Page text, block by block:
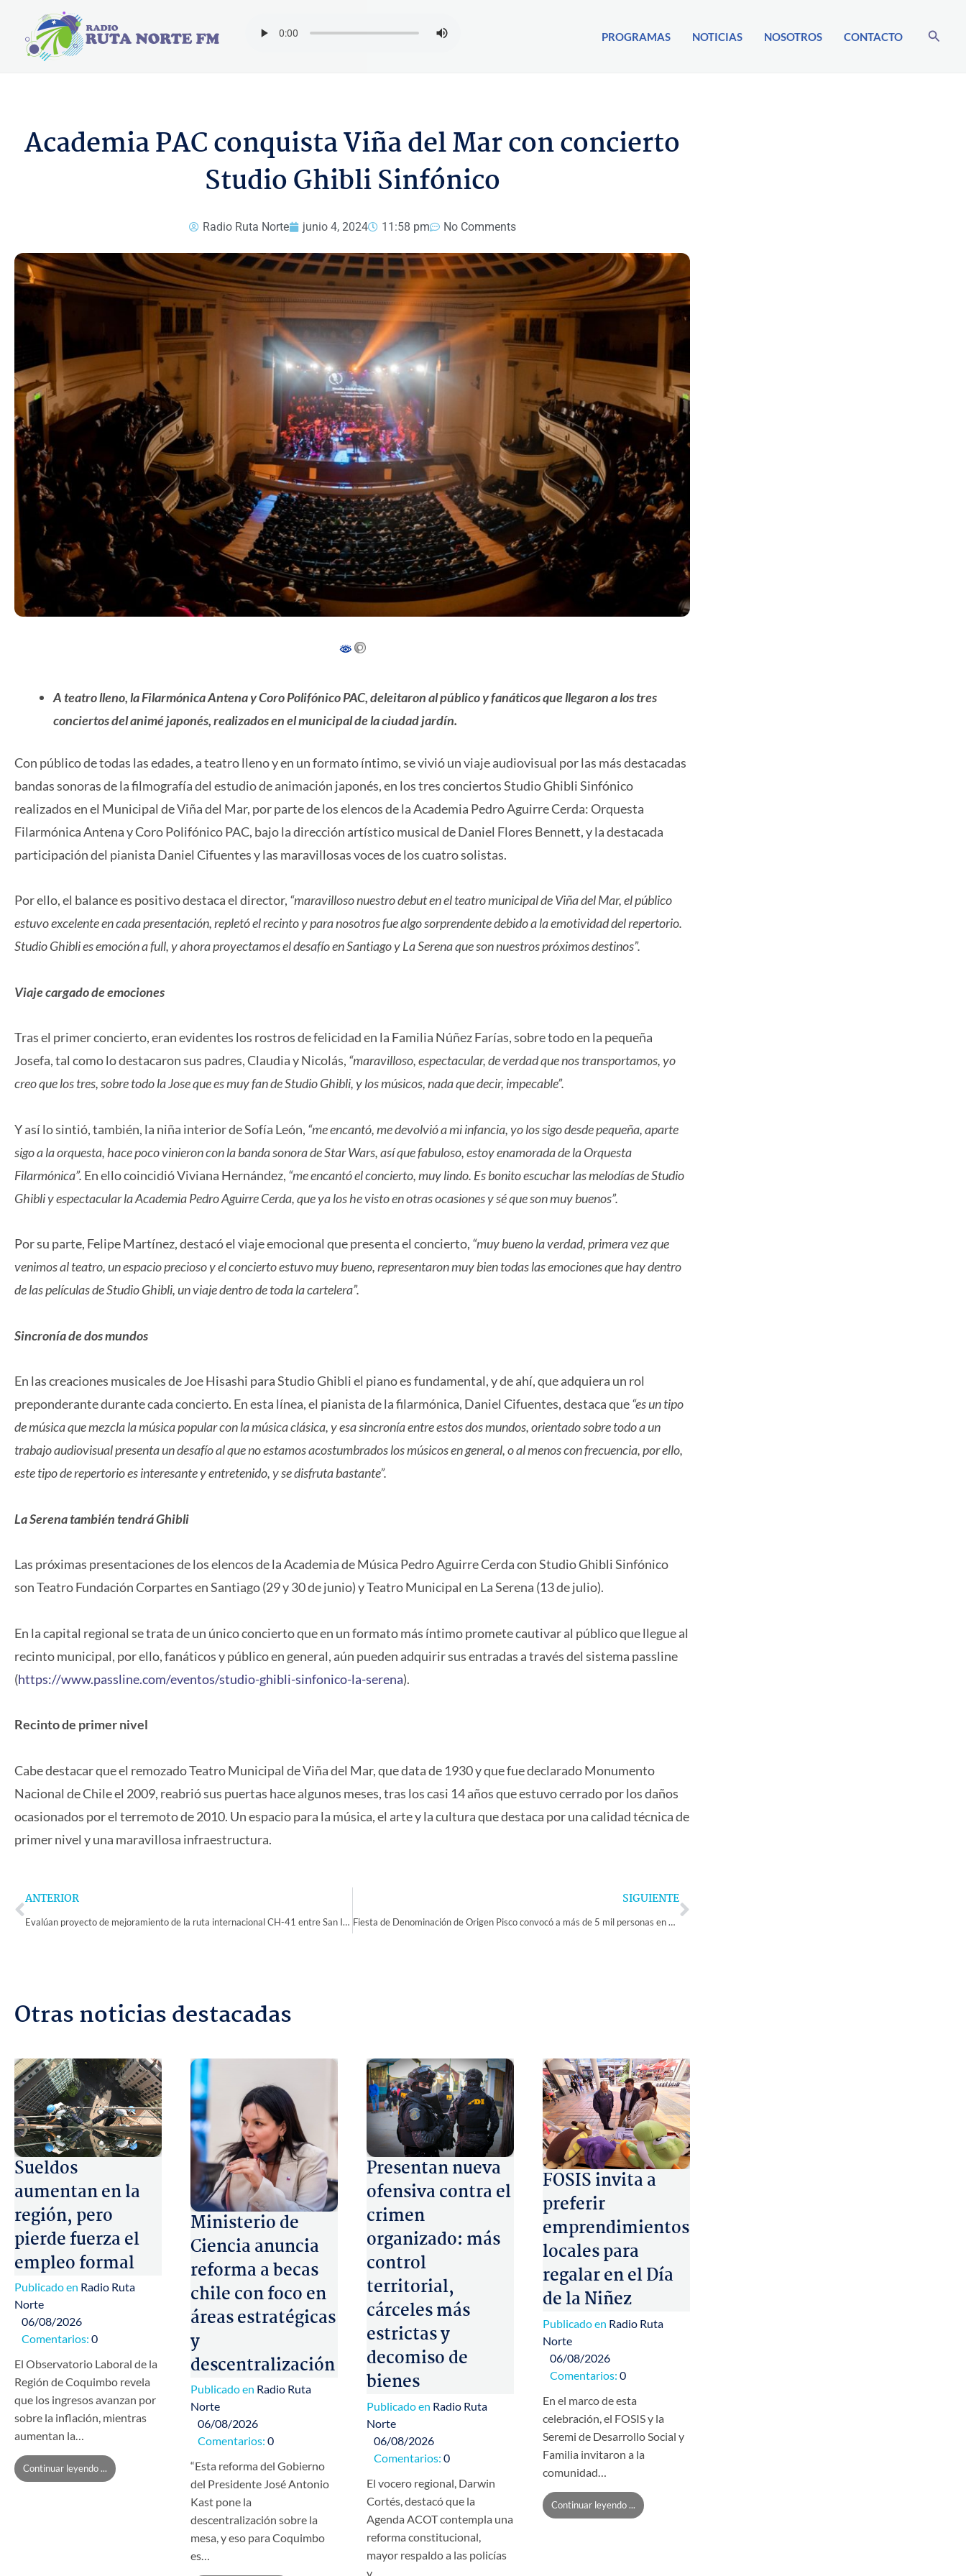
PROGRAMAS NOTICIAS NOSOTROS CONTACTO Buscar
Academia PAC conquista Viña del Mar con concierto
Studio Ghibli Sinfónico
Radio Ruta Norte junio 4, 2024 11:58 pm No Comments
A teatro lleno, la Filarmónica Antena y Coro Polifónico PAC, deleitaron al público y fanáticos que llegaron a los tres
conciertos del animé japonés, realizados en el municipal de la ciudad jardín.
Con público de todas las edades, a teatro lleno y en un formato íntimo, se vivió un viaje audiovisual por las más destacadas
bandas sonoras de la filmografía del estudio de animación japonés, en los tres conciertos Studio Ghibli Sinfónico
realizados en el Municipal de Viña del Mar, por parte de los elencos de la Academia Pedro Aguirre Cerda: Orquesta
Filarmónica Antena y Coro Polifónico PAC, bajo la dirección artístico musical de Daniel Flores Bennett, y la destacada
participación del pianista Daniel Cifuentes y las maravillosas voces de los cuatro solistas.
Por ello, el balance es positivo destaca el director, “maravilloso nuestro debut en el teatro municipal de Viña del Mar, el público
estuvo excelente en cada presentación, repletó el recinto y para nosotros fue algo sorprendente debido a la emotividad del repertorio.
Studio Ghibli es emoción a full, y ahora proyectamos el desafío en Santiago y La Serena que son nuestros próximos destinos”.
Viaje cargado de emociones
Tras el primer concierto, eran evidentes los rostros de felicidad en la Familia Núñez Farías, sobre todo en la pequeña
Josefa, tal como lo destacaron sus padres, Claudia y Nicolás, “maravilloso, espectacular, de verdad que nos transportamos, yo
creo que los tres, sobre todo la Jose que es muy fan de Studio Ghibli, y los músicos, nada que decir, impecable”.
Y así lo sintió, también, la niña interior de Sofía León, “me encantó, me devolvió a mi infancia, yo los sigo desde pequeña, aparte
sigo a la orquesta, hace poco vinieron con la banda sonora de Star Wars, así que fabuloso, estoy enamorada de la Orquesta
Filarmónica”. En ello coincidió Viviana Hernández, “me encantó el concierto, muy lindo. Es bonito escuchar las melodías de Studio
Ghibli y espectacular la Academia Pedro Aguirre Cerda, que ya los he visto en otras ocasiones y sé que son muy buenos”.
Por su parte, Felipe Martínez, destacó el viaje emocional que presenta el concierto, “muy bueno la verdad, primera vez que
venimos al teatro, un espacio precioso y el concierto estuvo muy bueno, representaron muy bien todas las emociones que hay dentro
de las películas de Studio Ghibli, un viaje dentro de toda la cartelera”.
Sincronía de dos mundos
En las creaciones musicales de Joe Hisashi para Studio Ghibli el piano es fundamental, y de ahí, que adquiera un rol
preponderante durante cada concierto. En esta línea, el pianista de la filarmónica, Daniel Cifuentes, destaca que“es un tipo
de música que mezcla la música popular con la música clásica, y esa sincronía entre estos dos mundos, orientado sobre todo a un
trabajo audiovisual presenta un desafío al que no estamos acostumbrados los músicos en general, o al menos con frecuencia, por ello,
este tipo de repertorio es interesante y entretenido, y se disfruta bastante”.
La Serena también tendrá Ghibli
Las próximas presentaciones de los elencos de la Academia de Música Pedro Aguirre Cerda con Studio Ghibli Sinfónico
son Teatro Fundación Corpartes en Santiago (29 y 30 de junio) y Teatro Municipal en La Serena (13 de julio).
En la capital regional se trata de un único concierto que en un formato más íntimo promete cautivar al público que llegue al
recinto municipal, por ello, fanáticos y público en general, aún pueden adquirir sus entradas a través del sistema passline
(https://www.passline.com/eventos/studio-ghibli-sinfonico-la-serena).
Recinto de primer nivel
Cabe destacar que el remozado Teatro Municipal de Viña del Mar, que data de 1930 y que fue declarado Monumento
Nacional de Chile el 2009, reabrió sus puertas hace algunos meses, tras los casi 14 años que estuvo cerrado por los daños
ocasionados por el terremoto de 2010. Un espacio para la música, el arte y la cultura que destaca por una calidad técnica de
primer nivel y una maravillosa infraestructura.
Prev
ANTERIOR
Evalúan proyecto de mejoramiento de la ruta internacional CH-41 entre San Isidro – Rivadavia
SIGUIENTE
Fiesta de Denominación de Origen Pisco convocó a más de 5 mil personas en Vicuña
Next
Otras noticias destacadas
Sueldos
aumentan en la
región, pero
pierde fuerza el
empleo formal
Publicado en Radio Ruta
Norte
06/08/2026
Comentarios: 0
El Observatorio Laboral de la
Región de Coquimbo revela
que los ingresos avanzan por
sobre la inflación, mientras
aumentan la…
Continuar leyendo ...
Ministerio de
Ciencia anuncia
reforma a becas
chile con foco en
áreas estratégicas
y
descentralización
Publicado en Radio Ruta
Norte
06/08/2026
Comentarios: 0
“Esta reforma del Gobierno
del Presidente José Antonio
Kast pone la
descentralización sobre la
mesa, y eso para Coquimbo
es…
Presentan nueva
ofensiva contra el
crimen
organizado: más
control
territorial,
cárceles más
estrictas y
decomiso de
bienes
Publicado en Radio Ruta
Norte
06/08/2026
Comentarios: 0
El vocero regional, Darwin
Cortés, destacó que la
Agenda ACOT contempla una
reforma constitucional,
mayor respaldo a las policías
y…
FOSIS invita a
preferir
emprendimientos
locales para
regalar en el Día
de la Niñez
Publicado en Radio Ruta
Norte
06/08/2026
Comentarios: 0
En el marco de esta
celebración, el FOSIS y la
Seremi de Desarrollo Social y
Familia invitaron a la
comunidad…
Continuar leyendo ...